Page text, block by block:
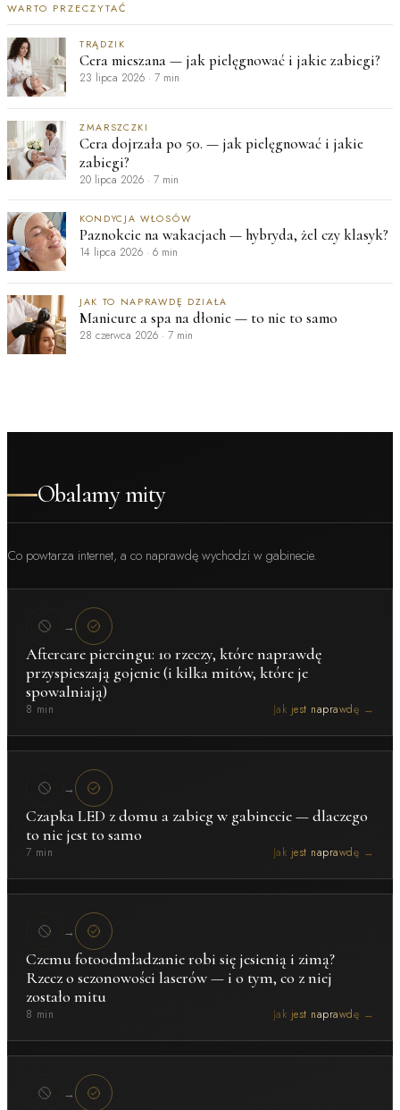
WARTO PRZECZYTAĆ
TRĄDZIK
Cera mieszana — jak pielęgnować i jakie zabiegi?
23 lipca 2026 · 7 min
ZMARSZCZKI
Cera dojrzała po 50. — jak pielęgnować i jakie
zabiegi?
20 lipca 2026 · 7 min
KONDYCJA WŁOSÓW
Paznokcie na wakacjach — hybryda, żel czy klasyk?
14 lipca 2026 · 6 min
JAK TO NAPRAWDĘ DZIAŁA
Manicure a spa na dłonie — to nie to samo
28 czerwca 2026 · 7 min
Obalamy mity
Co powtarza internet, a co naprawdę wychodzi w gabinecie.
→
Aftercare piercingu: 10 rzeczy, które naprawdę
przyspieszają gojenie (i kilka mitów, które je
spowalniają)
8 min Jak jest naprawdę →
→
Czapka LED z domu a zabieg w gabinecie — dlaczego
to nie jest to samo
7 min Jak jest naprawdę →
→
Czemu fotoodmładzanie robi się jesienią i zimą?
Rzecz o sezonowości laserów — i o tym, co z niej
zostało mitu
8 min Jak jest naprawdę →
→